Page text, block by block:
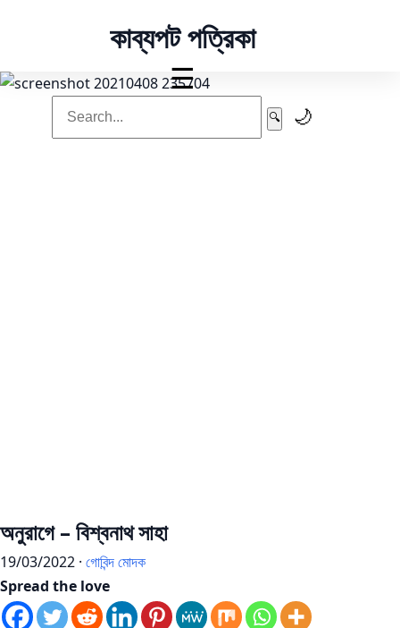
কাব্যপট পত্রিকা
☰
🔍 🌙
অনুরাগে – বিশ্বনাথ সাহা
19/03/2022 · গোবিন্দ মোদক
Spread the love